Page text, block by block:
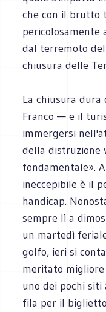
che con il brutto
pericolosamente
dal terremoto
chiusura delle
La chiusura
Franco — e il
immergersi
della distruzione
fondamentale».
ineccepibile è il
handicap.
sempre lì a
un martedì
golfo, ieri si
meritato migliore
uno dei pochi siti
fila per il